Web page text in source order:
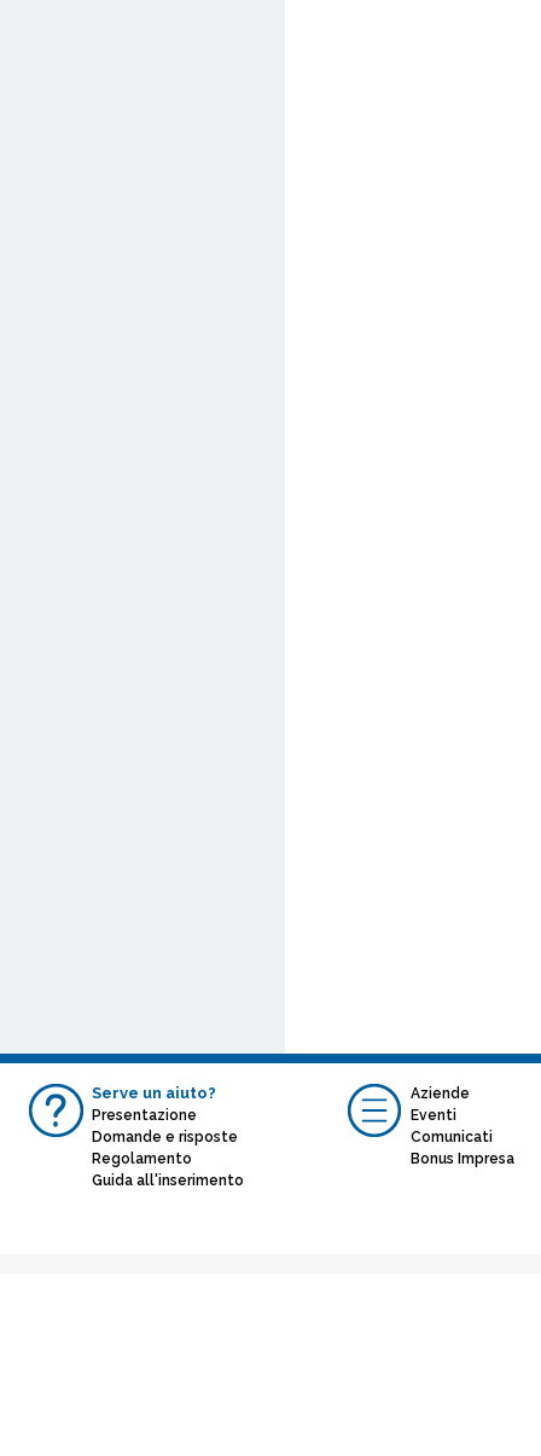
Serve un aiuto?
Presentazione
Domande e risposte
Regolamento
Guida all'inserimento
Aziende
Eventi
Comunicati
Bonus Impresa